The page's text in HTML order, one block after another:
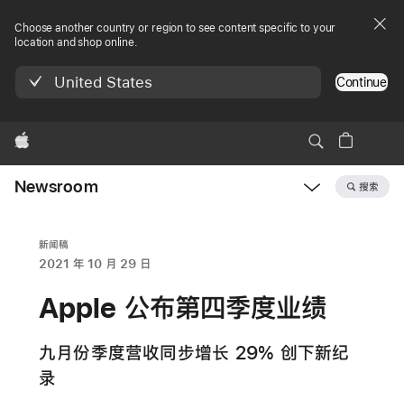
Choose another country or region to see content specific to your
location and shop online.
United States Continue
Apple
Newsroom 搜索
新闻稿
2021 年 10 月 29 日
Apple 公布第四季度业绩
九月份季度营收同步增长 29% 创下新纪
录